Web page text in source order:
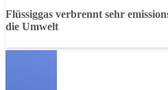
Flüssiggas verbrennt sehr
die Umwelt